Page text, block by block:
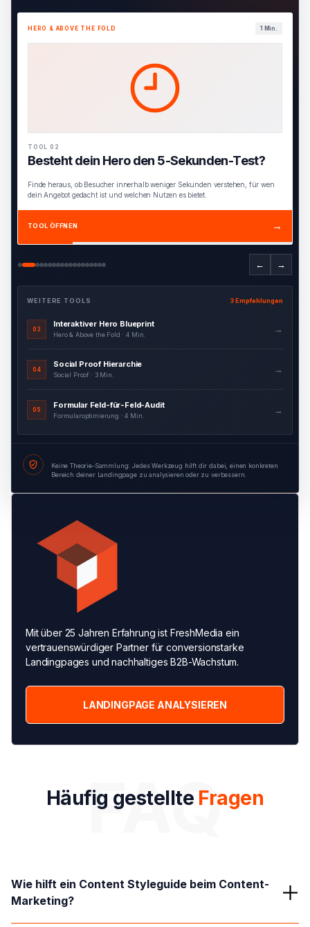
HERO & ABOVE THE FOLD 1 Min.
TOOL 02
Besteht dein Hero den 5-Sekunden-Test?
Finde heraus, ob Besucher innerhalb weniger Sekunden verstehen, für wen
dein Angebot gedacht ist und welchen Nutzen es bietet.
TOOL ÖFFNEN →
← →
WEITERE TOOLS 3 Empfehlungen
03
Interaktiver Hero Blueprint
Hero & Above the Fold · 4 Min.
→
04
Social Proof Hierarchie
Social Proof · 3 Min.
→
05
Formular Feld-für-Feld-Audit
Formularoptimierung · 4 Min.
→
Keine Theorie-Sammlung: Jedes Werkzeug hilft dir dabei, einen konkreten
Bereich deiner Landingpage zu analysieren oder zu verbessern.
Mit über 25 Jahren Erfahrung ist FreshMedia ein
vertrauenswürdiger Partner für conversionstarke
Landingpages und nachhaltiges B2B-Wachstum.
LANDINGPAGE ANALYSIEREN
Häufig gestellte Fragen
FAQ
Wie hilft ein Content Styleguide beim Content-
Marketing?